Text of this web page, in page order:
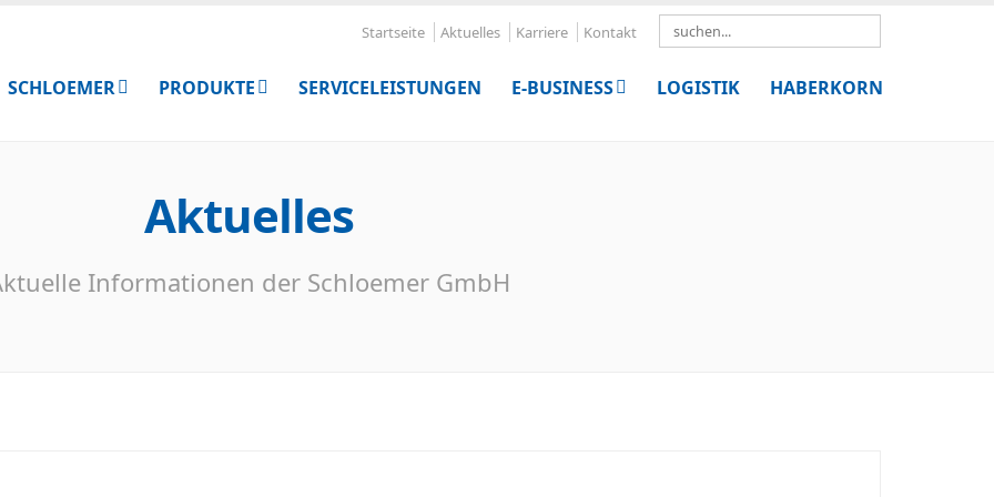
Startseite Aktuelles Karriere Kontakt
SCHLOEMER PRODUKTE SERVICELEISTUNGEN E-BUSINESS LOGISTIK HABERKORN
Aktuelles
Informationen der Schloemer GmbH